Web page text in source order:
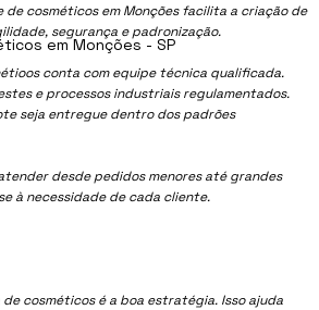
cosméticos em Monções facilita a criação de
segurança e padronização.
conta com equipe técnica qualificada.
e processos industriais regulamentados.
seja entregue dentro dos padrões
desde pedidos menores até grandes
à necessidade de cada cliente.
cosméticos é a boa estratégia. Isso ajuda
em Monções - SP